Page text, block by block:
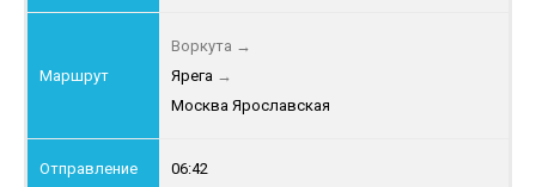
Воркута →
Ярега →
Москва Ярославская
06:42